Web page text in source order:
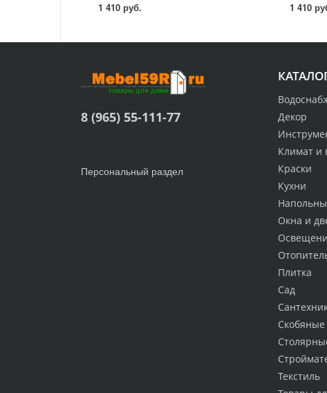
1 410 руб. 1 410
Декор
Климат и
Краски
Кухни
Окна и
Плитка
Сад
Скобяные
Текстиль
8 (965) 55-111-77
Персональный раздел